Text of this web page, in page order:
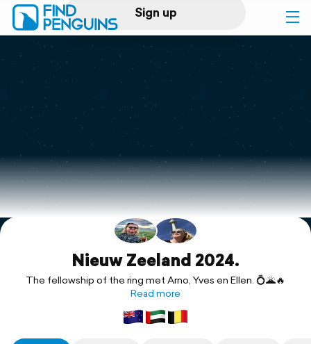
Sign up
Log in
Print a book
Flyover video
Explore
Support
Nieuw Zeeland 2024.
The fellowship of the ring met Arno, Yves en Ellen. 💍🌋🔥
Read more